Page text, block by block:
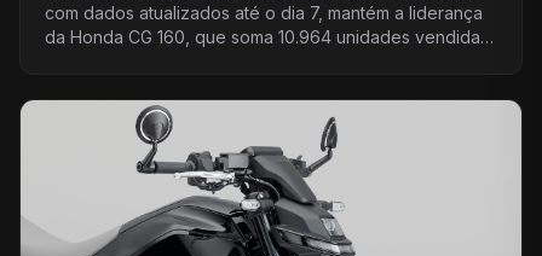
com dados atualizados até o dia 7, mantém a liderança
da Honda CG 160, que soma 10.964 unidades vendidas